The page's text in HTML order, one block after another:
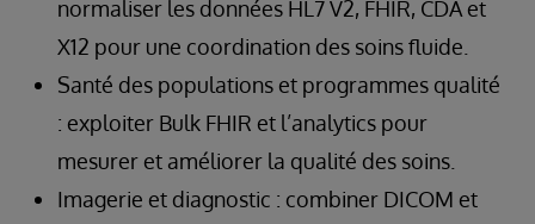
normaliser les données HL7 V2, FHIR, CDA et
X12 pour une coordination des soins fluide.
Santé des populations et programmes qualité
: exploiter Bulk FHIR et l’analytics pour
mesurer et améliorer la qualité des soins.
Imagerie et diagnostic : combiner DICOM et